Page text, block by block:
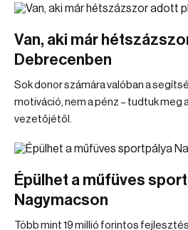
Van, aki már
Debrecenben
Sok donor számára valóban a
motiváció, nem a pénz – tudtuk meg
vezetőjétől.
Épülhet a műfüves
Nagymacson
Több mint 19 millió forintos